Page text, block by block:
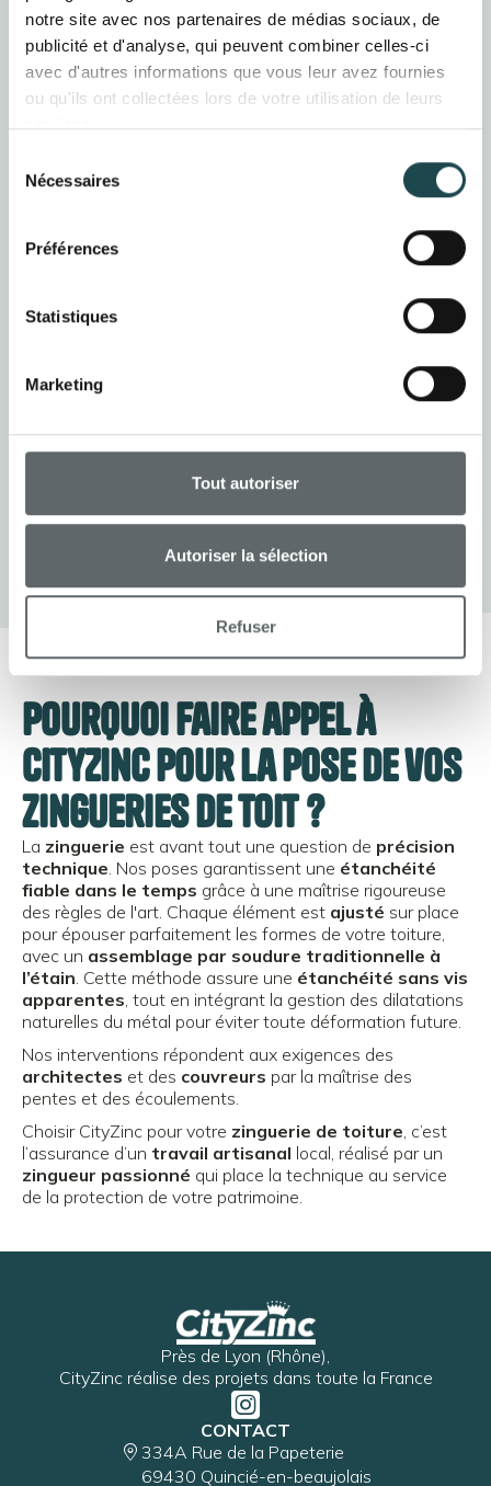
notre site avec nos partenaires de médias sociaux, de
publicité et d'analyse, qui peuvent combiner celles-ci
avec d'autres informations que vous leur avez fournies
ou qu'ils ont collectées lors de votre utilisation de leurs
services.
Nécessaires
Préférences
Statistiques
Marketing
Tout autoriser
Autoriser la sélection
Refuser
boîtes à eau pour une
gestion optimale du
garantissant la
protection de vos
Pourquoi faire appel à
CityZinc pour la pose de vos
zingueries de toit ?
La zinguerie est avant tout une question de précision
technique . Nos poses garantissent une étanchéité
fiable dans le temps grâce à une maîtrise rigoureuse
des règles de l'art. Chaque élément est ajusté sur place
pour épouser parfaitement les formes de votre toiture,
avec un assemblage par soudure traditionnelle à
l’étain . Cette méthode assure une étanchéité sans vis
apparentes , tout en intégrant la gestion des dilatations
naturelles du métal pour éviter toute déformation future.
Nos interventions répondent aux exigences des
architectes et des couvreurs par la maîtrise des
pentes et des écoulements.
Choisir CityZinc pour votre zinguerie de toiture , c’est
l’assurance d’un travail artisanal local, réalisé par un
zingueur passionné qui place la technique au service
de la protection de votre patrimoine.
Près de Lyon (Rhône),
CityZinc réalise des projets dans toute la France
CONTACT
334A Rue de la Papeterie
69430 Quincié-en-beaujolais